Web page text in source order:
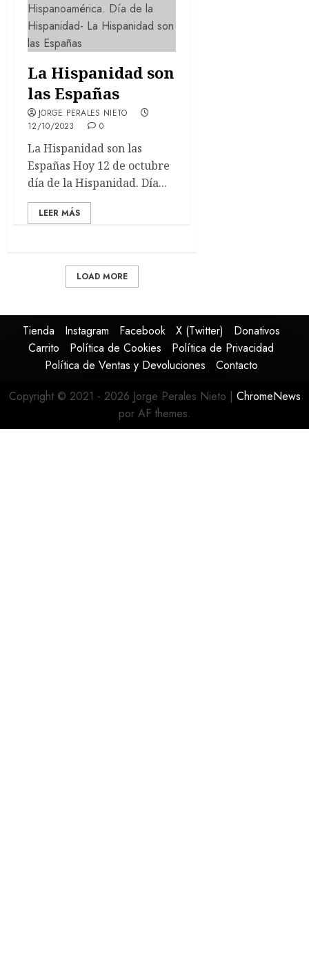
La Hispanidad son
las Españas
JORGE PERALES NIETO
12/10/2023
0
La Hispanidad son las
Españas Hoy 12 de octubre
día de la Hispanidad. Día...
LEER MÁS
LOAD MORE
Tienda Instagram Facebook X (Twitter)
Donativos
Carrito
Política de Cookies
Política de Privacidad
Política de Ventas y Devoluciones
Contacto
Copyright © 2021 - 2026 Jorge Perales Nieto | ChromeNews
por AF themes.